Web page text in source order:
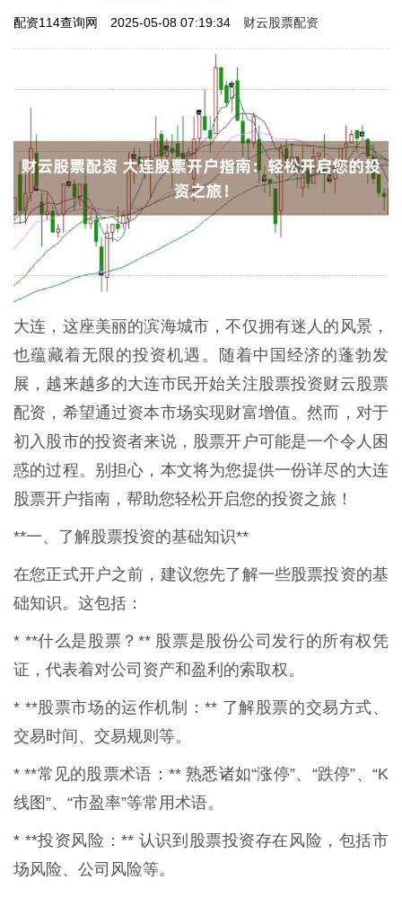
配资114查询网 2025-05-08 07:19:34 财云股票配资
大连，这座美丽的滨海城市，不仅拥有迷人的风景，
也蕴藏着无限的投资机遇。随着中国经济的蓬勃发
展，越来越多的大连市民开始关注股票投资财云股票
配资，希望通过资本市场实现财富增值。然而，对于
初入股市的投资者来说，股票开户可能是一个令人困
惑的过程。别担心，本文将为您提供一份详尽的大连
股票开户指南，帮助您轻松开启您的投资之旅！
**一、了解股票投资的基础知识**
在您正式开户之前，建议您先了解一些股票投资的基
础知识。这包括：
* **什么是股票？** 股票是股份公司发行的所有权凭
证，代表着对公司资产和盈利的索取权。
* **股票市场的运作机制：** 了解股票的交易方式、
交易时间、交易规则等。
* **常见的股票术语：** 熟悉诸如“涨停”、“跌停”、“K
线图”、“市盈率”等常用术语。
* **投资风险：** 认识到股票投资存在风险，包括市
场风险、公司风险等。